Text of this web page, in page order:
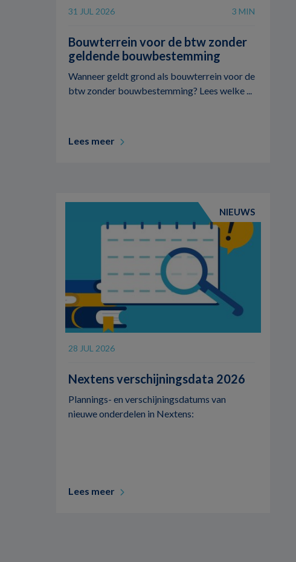
31 JUL 2026 3 MIN
Bouwterrein voor de btw zonder
geldende bouwbestemming
Wanneer geldt grond als bouwterrein voor de
btw zonder bouwbestemming? Lees welke ...
Lees meer
NIEUWS
28 JUL 2026
Nextens verschijningsdata 2026
Plannings- en verschijningsdatums van
nieuwe onderdelen in Nextens:
Lees meer